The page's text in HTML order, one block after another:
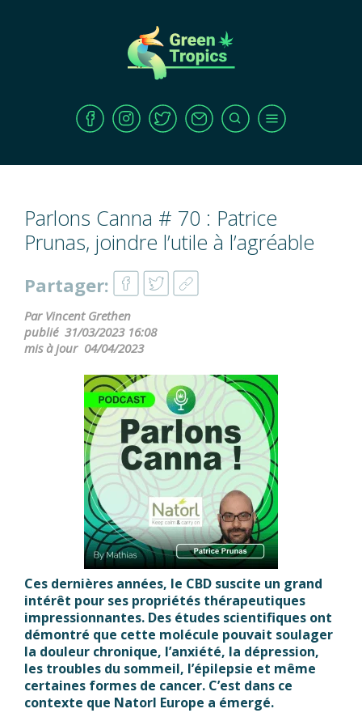
Parlons Canna # 70 : Patrice
Prunas, joindre l’utile à l’agréable
Partager:
Par Vincent Grethen
publié 31/03/2023 16:08
mis à jour 04/04/2023
Ces dernières années, le CBD suscite un grand
intérêt pour ses propriétés thérapeutiques
impressionnantes. Des études scientifiques ont
démontré que cette molécule pouvait soulager
la douleur chronique, l’anxiété, la dépression,
les troubles du sommeil, l’épilepsie et même
certaines formes de cancer. C’est dans ce
contexte que Natorl Europe a émergé.